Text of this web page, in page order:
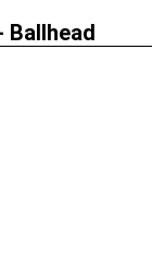
Ballhead